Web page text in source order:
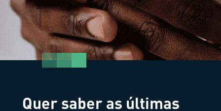
Quer saber as últimas